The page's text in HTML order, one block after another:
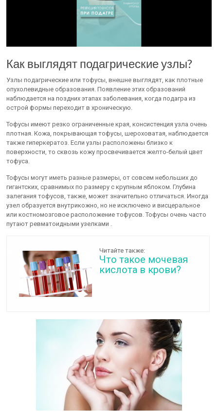
Как выглядят подагрические узлы?
Узлы подагрические или тофусы, внешне выглядят, как плотные
опухолевидные образования. Появление этих образований
наблюдается на поздних этапах заболевания, когда подагра из
острой формы переходит в хроническую.
Тофусы имеют резко ограниченные края, консистенция узла очень
плотная. Кожа, покрывающая тофусы, шероховатая, наблюдается
также гиперкератоз. Если узлы расположены близко к
поверхности, то сквозь кожу просвечивается желто-белый цвет
тофуса.
Тофусы могут иметь разные размеры, от совсем небольших до
гигантских, сравнимых по размеру с крупным яблоком. Глубина
залегания тофусов, также, может значительно отличаться. Иногда
узел образуется внутрикожно, но не исключено и висцеральное
или костномозговое расположение тофусов. Тофусы очень часто
путают ревматоидными узелками .
Читайте также:
Что такое мочевая
кислота в крови?